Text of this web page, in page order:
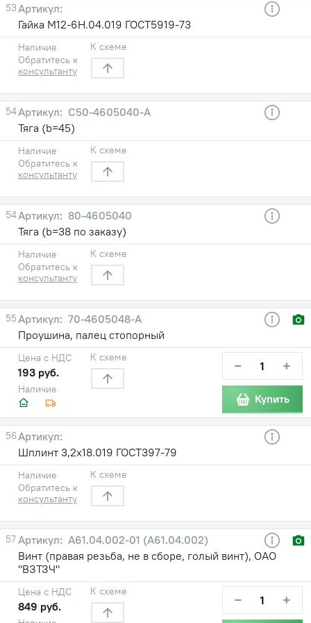
53
Гайка М12-6Н.04.019 ГОСТ5919-73
Наличие
Обратитесь к
консультанту
К схеме
54
С50-4605040-А
Тяга (b=45)
Наличие
Обратитесь к
консультанту
К схеме
54
80-4605040
Тяга (b=38 по заказу)
Наличие
Обратитесь к
консультанту
К схеме
55
70-4605048-А
Проушина, палец стопорный
Наличие
Цена с НДС
193 руб.
К схеме − +
Купить
56
Шплинт 3,2х18.019 ГОСТ397-79
Наличие
Обратитесь к
консультанту
К схеме
57
А61.04.002-01 (А61.04.002)
Винт (правая резьба, не в сборе, голый винт), ОАО
"ВЗТЗЧ"
Цена с НДС
849 руб.
К схеме − +